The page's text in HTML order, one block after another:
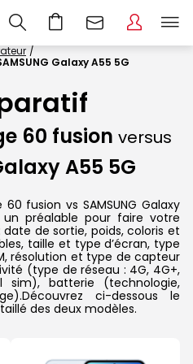
Galaxy A55 5G
60 fusion versus
A55 5G
fusion vs SAMSUNG Galaxy
préalable pour faire votre
de sortie, poids, coloris et
taille et type d’écran, type
résolution et type de capteur
(type de réseau : 4G, 4G+,
batterie (technologie,
ci-dessous le
des deux modèles.